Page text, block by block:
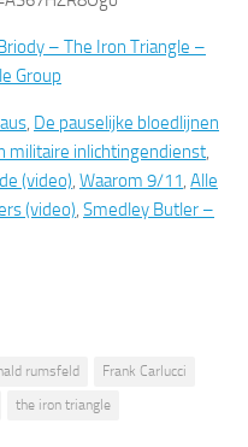
– The Iron Triangle –
Group
, De pauselijke bloedlijnen
militaire inlichtingendienst,
(video), Waarom 9/11, Alle
(video), Smedley Butler –
rumsfeld
Frank Carlucci
the iron triangle